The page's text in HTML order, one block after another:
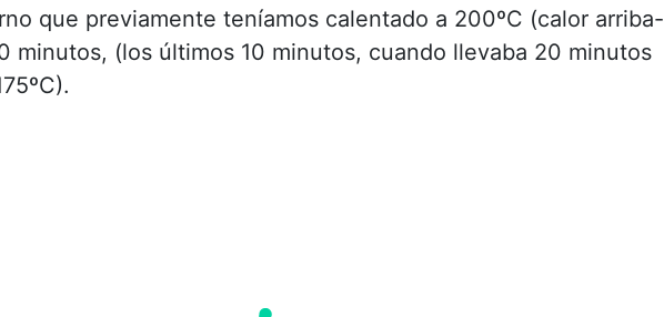
que previamente teníamos calentado a 200ºC (calor arriba-
minutos, (los últimos 10 minutos, cuando llevaba 20 minutos